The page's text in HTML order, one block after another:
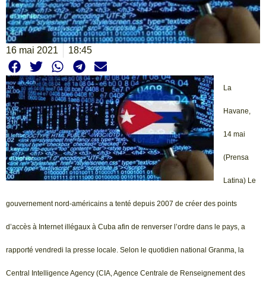
16 mai 2021 18:45
La
Havane,
14 mai
(Prensa
Latina) Le
gouvernement nord-américains a tenté depuis 2007 de créer des points
d’accès à Internet illégaux à Cuba afin de renverser l’ordre dans le pays, a
rapporté vendredi la presse locale. Selon le quotidien national Granma, la
Central Intelligence Agency (CIA, Agence Centrale de Renseignement des